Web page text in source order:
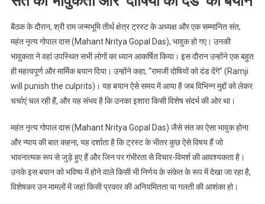
बैठक के दौरान, श्री राम जन्मभूमि तीर्थ क्षेत्र ट्रस्ट के अध्यक्ष और एक सम्मानित संत,
महंत नृत्य गोपाल दास (Mahant Nritya Gopal Das), भावुक हो गए। उनकी
भावुकता ने वहां उपस्थित सभी लोगों का ध्यान आकर्षित किया। इस दौरान उन्होंने एक बहुत
ही महत्वपूर्ण और मार्मिक बयान दिया। उन्होंने कहा, “रामजी दोषियों को दंड देंगे” (Ramji
will punish the culprits)। यह बयान ऐसे समय में आया है जब विभिन्न मुद्दों को लेकर
चर्चाएं चल रही हैं, और यह संभव है कि उनका इशारा किसी विशेष संदर्भ की ओर था।
महंत नृत्य गोपाल दास (Mahant Nritya Gopal Das) जैसे संत का ऐसा भावुक होना
और न्याय की बात कहना, यह दर्शाता है कि ट्रस्ट के भीतर कुछ ऐसे विषय हैं जो
भावनात्मक रूप से जुड़े हुए हैं और जिन पर गंभीरता से विचार-विमर्श की आवश्यकता है।
उनके इस बयान को भविष्य में होने वाले किसी भी निर्णय के संकेत के रूप में देखा जा रहा है,
विशेषकर उन मामलों में जहां किसी प्रकार की अनियमितता या गलती की आशंका हो।